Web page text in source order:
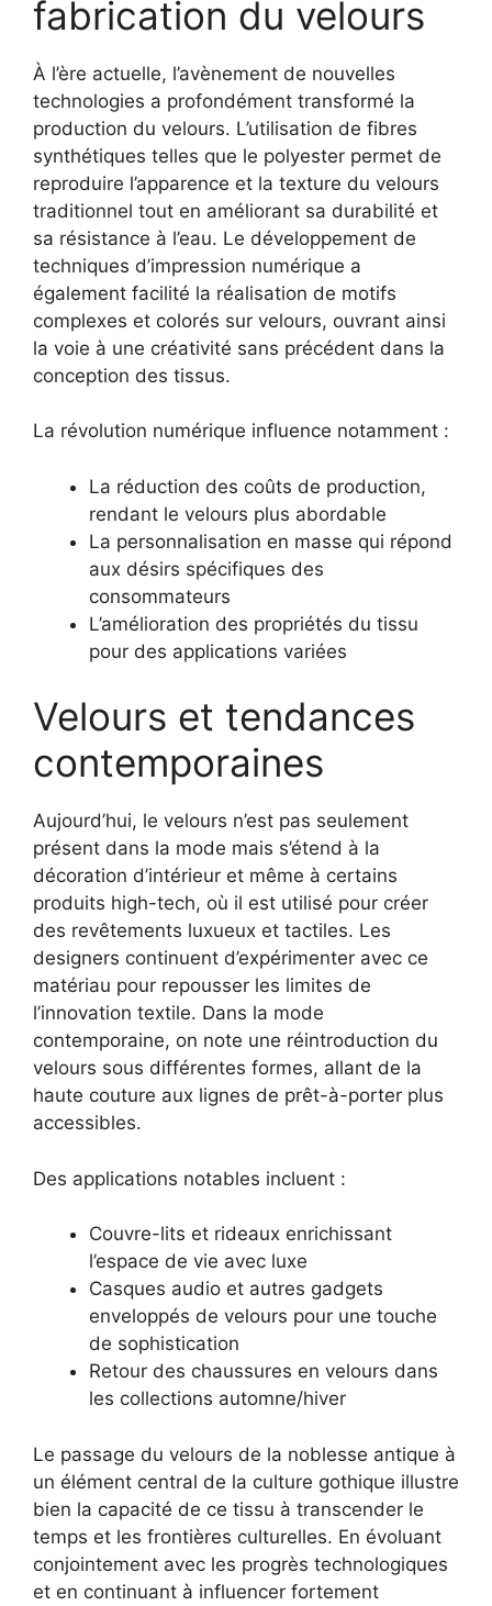
fabrication du velours
À l’ère actuelle, l’avènement de nouvelles
technologies a profondément transformé la
production du velours. L’utilisation de fibres
synthétiques telles que le polyester permet de
reproduire l’apparence et la texture du velours
traditionnel tout en améliorant sa durabilité et
sa résistance à l’eau. Le développement de
techniques d’impression numérique a
également facilité la réalisation de motifs
complexes et colorés sur velours, ouvrant ainsi
la voie à une créativité sans précédent dans la
conception des tissus.
La révolution numérique influence notamment :
La réduction des coûts de production,
rendant le velours plus abordable
La personnalisation en masse qui répond
aux désirs spécifiques des
consommateurs
L’amélioration des propriétés du tissu
pour des applications variées
Velours et tendances
contemporaines
Aujourd’hui, le velours n’est pas seulement
présent dans la mode mais s’étend à la
décoration d’intérieur et même à certains
produits high-tech, où il est utilisé pour créer
des revêtements luxueux et tactiles. Les
designers continuent d’expérimenter avec ce
matériau pour repousser les limites de
l’innovation textile. Dans la mode
contemporaine, on note une réintroduction du
velours sous différentes formes, allant de la
haute couture aux lignes de prêt-à-porter plus
accessibles.
Des applications notables incluent :
Couvre-lits et rideaux enrichissant
l’espace de vie avec luxe
Casques audio et autres gadgets
enveloppés de velours pour une touche
de sophistication
Retour des chaussures en velours dans
les collections automne/hiver
Le passage du velours de la noblesse antique à
un élément central de la culture gothique illustre
bien la capacité de ce tissu à transcender le
temps et les frontières culturelles. En évoluant
conjointement avec les progrès technologiques
et en continuant à influencer fortement